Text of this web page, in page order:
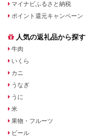
マイナビふるさと納税
ポイント還元キャンペーン
人気の返礼品から探す
牛肉
いくら
カニ
うなぎ
うに
米
果物・フルーツ
ビール